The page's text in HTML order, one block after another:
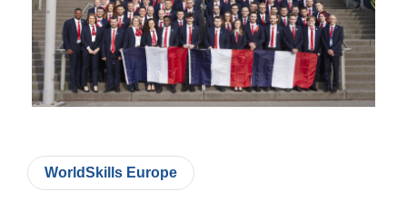
WorldSkills Europe